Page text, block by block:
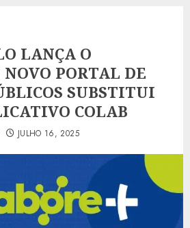
LANÇA O
NOVO PORTAL DE
SUBSTITUI
COLAB
JULHO 16, 2025